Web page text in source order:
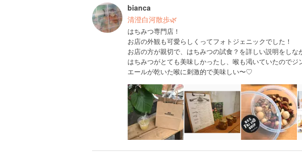
bianca
清澄白河散歩🌿
はちみつ専門店！
お店の外観も可愛らしくってフォトジェニックでした！
お店の方が親切で、はちみつの試食？を詳しい説明をしな
はちみつがとても美味しかったし、喉も渇いていたので
エールが乾いた喉に刺激的で美味しい〜♡